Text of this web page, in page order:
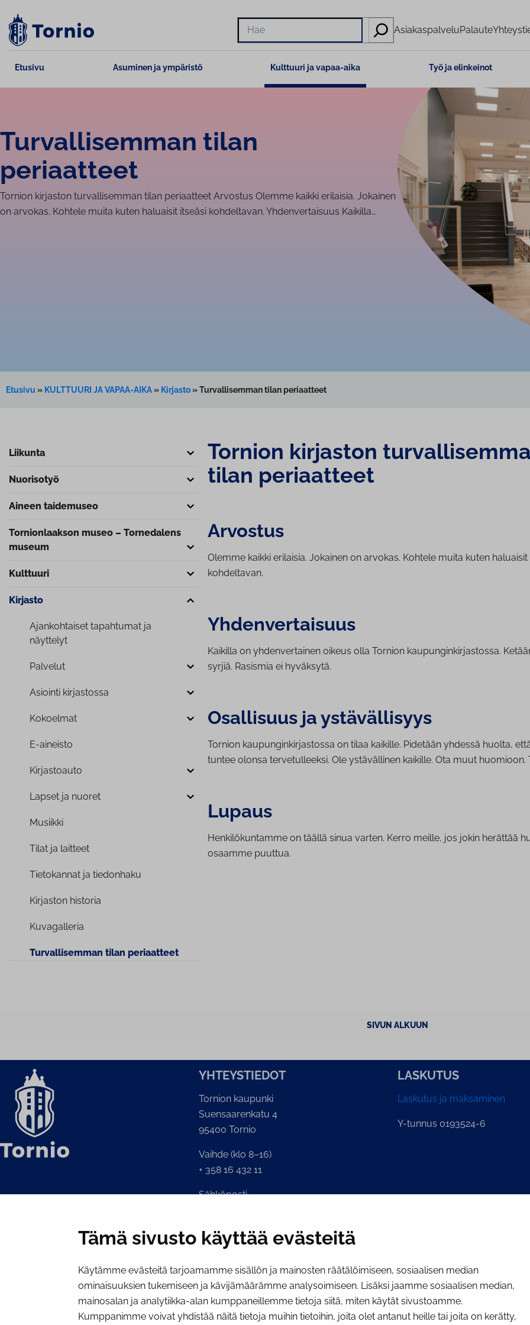
Tämä sivusto käyttää evästeitä
Käytämme evästeitä tarjoamamme sisällön ja mainosten räätälöimiseen, sosiaalisen median
ominaisuuksien tukemiseen ja kävijämäärämme analysoimiseen. Lisäksi jaamme sosiaalisen median,
mainosalan ja analytiikka-alan kumppaneillemme tietoja siitä, miten käytät sivustoamme.
Kumppanimme voivat yhdistää näitä tietoja muihin tietoihin, joita olet antanut heille tai joita on kerätty,
sisältöön
Hae
AsiakaspalveluPalaute
Etusivu Asuminen ja ympäristö Kulttuuri ja vapaa-aika Työ ja elinkeinot
Tur­val­li­sem­man tilan
periaatteet
Tornion kirjaston tur­val­li­sem­man tilan periaatteet Arvostus Olemme kaikki erilaisia. Jokainen
on arvokas. Kohtele muita kuten haluaisit itseäsi kohdeltavan. Yh­den­ver­tai­suus Kaikilla…
Etusivu » KULTTUURI JA VAPAA-AIKA» Kirjasto»Turvallisemman tilan periaatteet
Liikunta
Nuorisotyö
Aineen taidemuseo
Tor­nion­laak­son museo – Tornedalens
museum
Kulttuuri
Kirjasto
Ajan­koh­tai­set tapahtumat ja
näyttelyt
Palvelut
Asiointi kirjastossa
Kokoelmat
E-aineisto
Kir­jas­toau­to
Lapset ja nuoret
Musiikki
Tilat ja laitteet
Tietokannat ja tiedonhaku
Kirjaston historia
Ku­va­gal­le­ria
Tur­val­li­sem­man tilan periaatteet
Tornion kirjaston
tilan periaatteet
Arvostus
Olemme kaikki erilaisia. Jokainen on arvokas. Kohtele muita kuten haluaisit
kohdeltavan.
Yh­den­ver­tai­suus
Kaikilla on yhdenvertainen oikeus olla Tornion kaupunginkirjastossa.
syrjiä. Rasismia ei hyväksytä.
Osallisuus ja ys­tä­väl­li­syys
Tornion kaupunginkirjastossa on tilaa kaikille. Pidetään yhdessä huolta,
tuntee olonsa tervetulleeksi. Ole ystävällinen kaikille. Ota muut huomioon.
Lupaus
Henkilökuntamme on täällä sinua varten. Kerro meille, jos jokin herättää
osaamme puuttua.
SIVUN ALKUUN
YH­TEYS­TIE­DOT
Tornion kaupunki
Suensaarenkatu 4
95400 Tornio
Vaihde (klo 8–16)
+ 358 16 432 11
Sähköposti
LASKUTUS
Laskutus ja maksaminen
Y-tunnus 0193524-6